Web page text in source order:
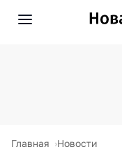
Главная Новости